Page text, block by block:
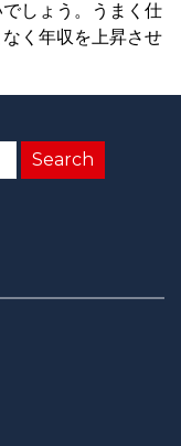
しょう。うまく仕
く年収を上昇させ